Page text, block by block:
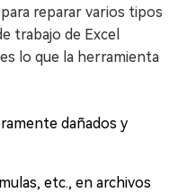
reparar varios tipos
trabajo de Excel
lo que la herramienta
dañados y
etc., en archivos